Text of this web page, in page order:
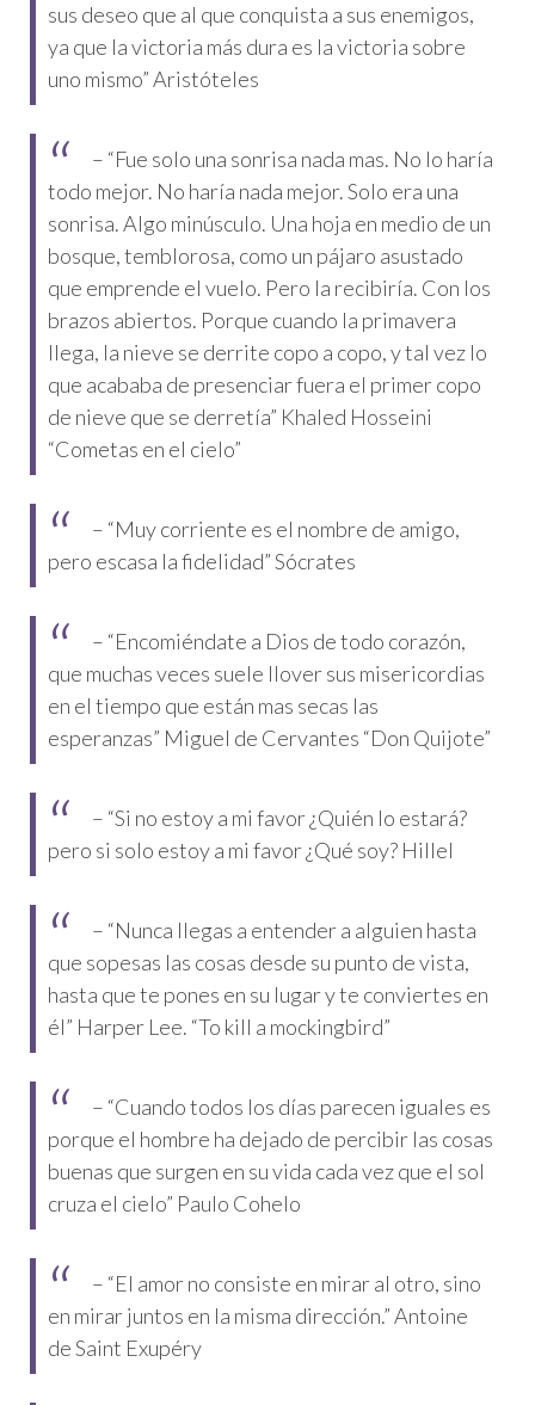
sus deseo que al que conquista a sus enemigos,
ya que la victoria más dura es la victoria sobre
uno mismo” Aristóteles
– “Fue solo una sonrisa nada mas. No lo haría
todo mejor. No haría nada mejor. Solo era una
sonrisa. Algo minúsculo. Una hoja en medio de un
bosque, temblorosa, como un pájaro asustado
que emprende el vuelo. Pero la recibiría. Con los
brazos abiertos. Porque cuando la primavera
llega, la nieve se derrite copo a copo, y tal vez lo
que acababa de presenciar fuera el primer copo
de nieve que se derretía” Khaled Hosseini
“Cometas en el cielo”
– “Muy corriente es el nombre de amigo,
pero escasa la fidelidad” Sócrates
– “Encomiéndate a Dios de todo corazón,
que muchas veces suele llover sus misericordias
en el tiempo que están mas secas las
esperanzas” Miguel de Cervantes “Don Quijote”
– “Si no estoy a mi favor ¿Quién lo estará?
pero si solo estoy a mi favor ¿Qué soy? Hillel
– “Nunca llegas a entender a alguien hasta
que sopesas las cosas desde su punto de vista,
hasta que te pones en su lugar y te conviertes en
él” Harper Lee. “To kill a mockingbird”
– “Cuando todos los días parecen iguales es
porque el hombre ha dejado de percibir las cosas
buenas que surgen en su vida cada vez que el sol
cruza el cielo” Paulo Cohelo
– “El amor no consiste en mirar al otro, sino
en mirar juntos en la misma dirección.” Antoine
de Saint Exupéry